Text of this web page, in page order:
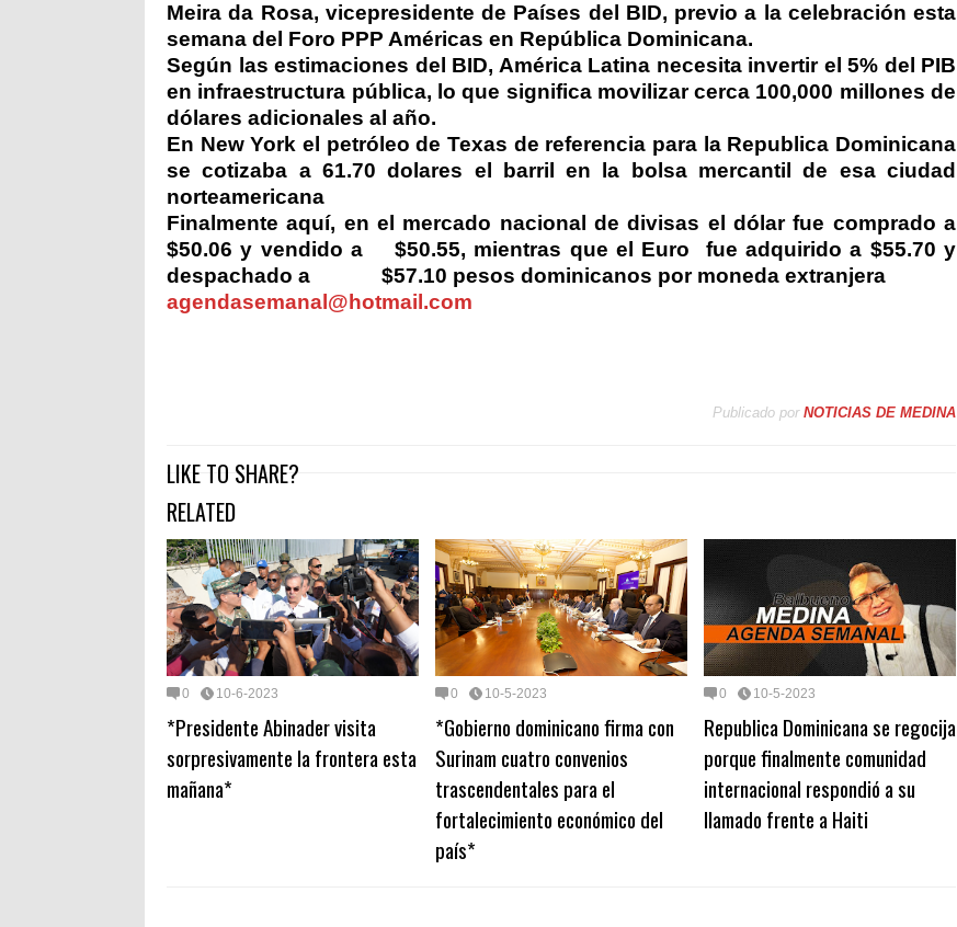
Meira da Rosa, vicepresidente de Países del BID, previo a la celebración esta
semana del Foro PPP Américas en República Dominicana.
Según las estimaciones del BID, América Latina necesita invertir el 5% del PIB
en infraestructura pública, lo que significa movilizar cerca 100,000 millones de
dólares adicionales al año.
En New York el petróleo de Texas de referencia para la Republica Dominicana
se cotizaba a 61.70 dolares el barril en la bolsa mercantil de esa ciudad
norteamericana
Finalmente aquí, en el mercado nacional de divisas el dólar fue comprado a
$50.06 y vendido a
$50.55, mientras que el Euro
fue adquirido a $55.70 y
despachado a
$57.10 pesos dominicanos por moneda extranjera
agendasemanal@hotmail.com
Publicado por NOTICIAS DE MEDINA
LIKE TO SHARE?
RELATED
0 10-6-2023
*Presidente Abinader visita
sorpresivamente la frontera esta
mañana*
0 10-5-2023
*Gobierno dominicano firma con
Surinam cuatro convenios
trascendentales para el
fortalecimiento económico del
país*
0 10-5-2023
Republica Dominicana se regocija
porque finalmente comunidad
internacional respondió a su
llamado frente a Haiti